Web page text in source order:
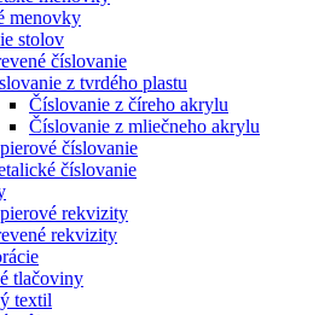
menovky
stolov
číslovanie
z tvrdého plastu
Číslovanie z číreho akrylu
Číslovanie z mliečneho akrylu
číslovanie
číslovanie
rekvizity
rekvizity
tlačoviny
textil